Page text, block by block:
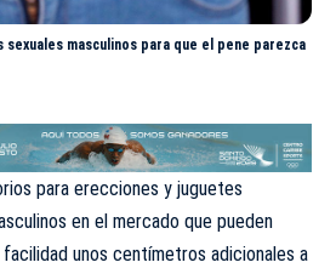
sexuales masculinos para que el pene parezca
para erecciones y juguetes
en el mercado que pueden
unos centímetros adicionales a